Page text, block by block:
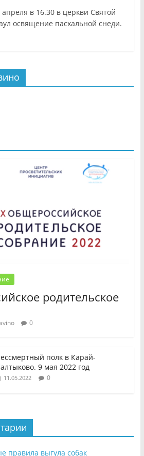
в 16.30 в церкви Святой
освящение пасхальной снеди.
родительское
0
полк в Карай-
9 мая 2022 год
11.05.2022 0
правила выгула собак